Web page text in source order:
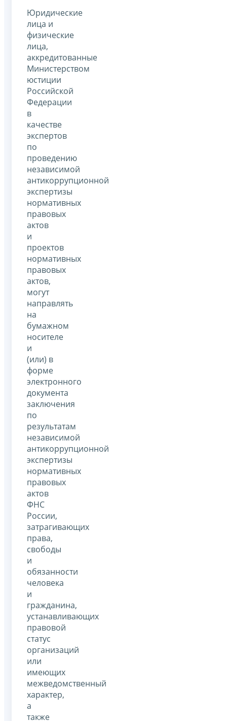
Юридические
лица и
физические
лица,
аккредитованные
Министерством
юстиции
Российской
Федерации
в
качестве
экспертов
по
проведению
независимой
антикоррупционной
экспертизы
нормативных
правовых
актов
и
проектов
нормативных
правовых
актов,
могут
направлять
на
бумажном
носителе
и
(или) в
форме
электронного
документа
заключения
по
результатам
независимой
антикоррупционной
экспертизы
нормативных
правовых
актов
ФНС
России,
затрагивающих
права,
свободы
и
обязанности
человека
и
гражданина,
устанавливающих
правовой
статус
организаций
или
имеющих
межведомственный
характер,
а
также